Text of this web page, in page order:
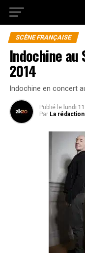
SCÈNE FRANÇAISE
Indochine au
2014
Indochine en concert
Publié le lundi
Par La